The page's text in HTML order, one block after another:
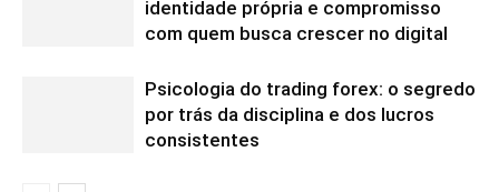
identidade própria e compromisso
com quem busca crescer no digital
Psicologia do trading forex: o segredo
por trás da disciplina e dos lucros
consistentes